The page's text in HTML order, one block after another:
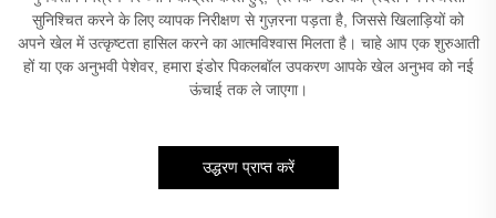
सुनिश्चित करने के लिए व्यापक निरीक्षण से गुज़रना पड़ता है, जिससे खिलाड़ियों को
अपने खेल में उत्कृष्टता हासिल करने का आत्मविश्वास मिलता है। चाहे आप एक शुरुआती
हों या एक अनुभवी पेशेवर, हमारा इंडोर पिकलबॉल उपकरण आपके खेल अनुभव को नई
ऊंचाई तक ले जाएगा।
उद्धरण प्राप्त करें